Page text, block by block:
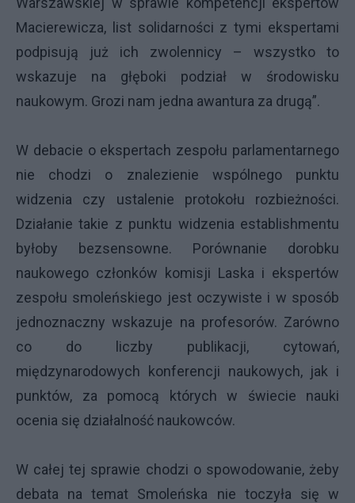
Macierewicza, list solidarności z tymi ekspertami
podpisują już ich zwolennicy – wszystko to
wskazuje na głęboki podział w środowisku
naukowym. Grozi nam jedna awantura za drugą”.
W debacie o ekspertach zespołu parlamentarnego
nie chodzi o znalezienie wspólnego punktu
widzenia czy ustalenie protokołu rozbieżności.
Działanie takie z punktu widzenia establishmentu
byłoby bezsensowne. Porównanie dorobku
naukowego członków komisji Laska i ekspertów
zespołu smoleńskiego jest oczywiste i w sposób
jednoznaczny wskazuje na profesorów. Zarówno
co do liczby publikacji, cytowań,
międzynarodowych konferencji naukowych, jak i
punktów, za pomocą których w świecie nauki
ocenia się działalność naukowców.
W całej tej sprawie chodzi o spowodowanie, żeby
debata na temat Smoleńska nie toczyła się w